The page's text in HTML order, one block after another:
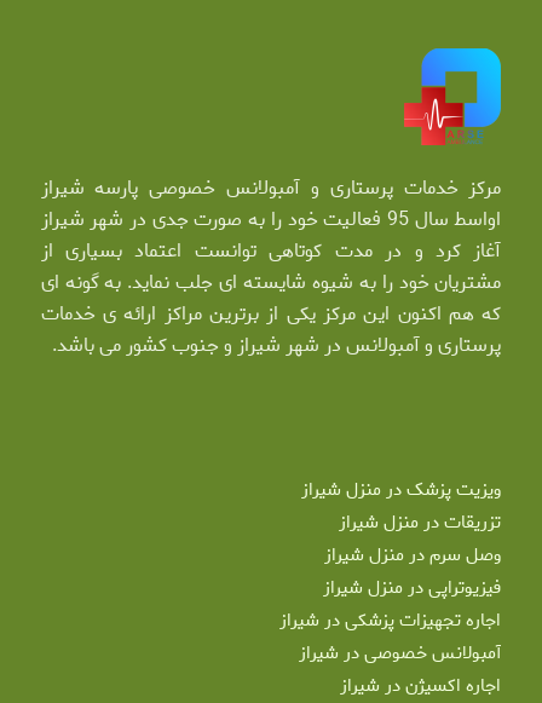
مرکز خدمات پرستاری و آمبولانس خصوصی پارسه شیراز
اواسط سال 95 فعالیت خود را به صورت جدی در شهر شیراز
آغاز کرد و در مدت کوتاهی توانست اعتماد بسیاری از
مشتریان خود را به شیوه شایسته ای جلب نماید. به گونه ای
که هم اکنون این مرکز یکی از برترین مراکز ارائه ی خدمات
پرستاری و آمبولانس در شهر شیراز و جنوب کشور می باشد.
ویزیت پزشک در منزل شیراز
تزریقات در منزل شیراز
وصل سرم در منزل شیراز
فیزیوتراپی در منزل شیراز
اجاره تجهیزات پزشکی در شیراز
آمبولانس خصوصی در شیراز
اجاره اکسیژن در شیراز